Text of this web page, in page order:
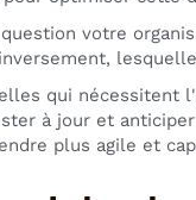
votre
qui nécessitent
à jour et
plus agile et